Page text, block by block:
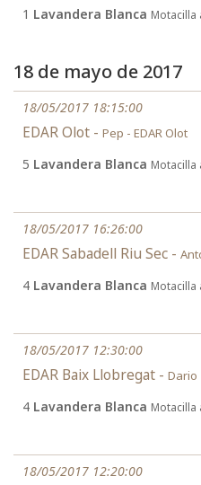
1 Lavandera Blanca Motacilla
18 de mayo de 2017
18/05/2017 18:15:00
EDAR Olot - Pep - EDAR Olot
5 Lavandera Blanca Motacilla
18/05/2017 16:26:00
EDAR Sabadell Riu Sec -
4 Lavandera Blanca Motacilla
18/05/2017 12:30:00
EDAR Baix Llobregat - Dario
4 Lavandera Blanca Motacilla
18/05/2017 12:20:00